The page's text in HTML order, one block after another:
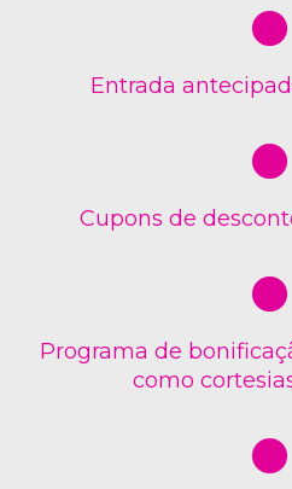
Entrada
Cupons de
Programa de
como